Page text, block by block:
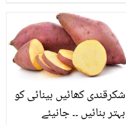
جانیئے اس سے متعلق
دلچسپ معلومات
شکرقندی کھائیں بینائی کو
بہتر بنائیں ۔۔ جانیئے